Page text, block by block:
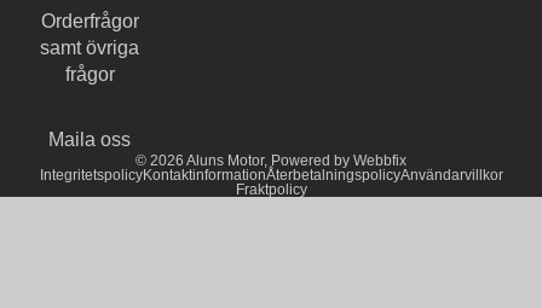
Orderfrågor
samt övriga
frågor
Maila oss
© 2026 Aluns Motor, Powered by Webbfix
IntegritetspolicyKontaktinformationÅterbetalningspolicyAnvändarvillkor
Fraktpolicy